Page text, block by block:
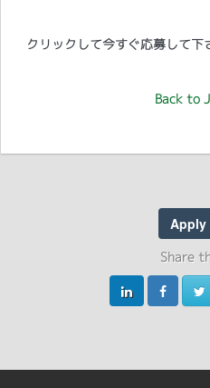
クリックして今すぐ応募して下
Back to
Apply
Share